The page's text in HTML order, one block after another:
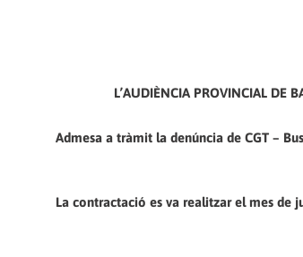
L’AUDIÈNCIA PROVINCIAL DE
Admesa a tràmit la denúncia de CGT –
La contractació es va realitzar el mes de